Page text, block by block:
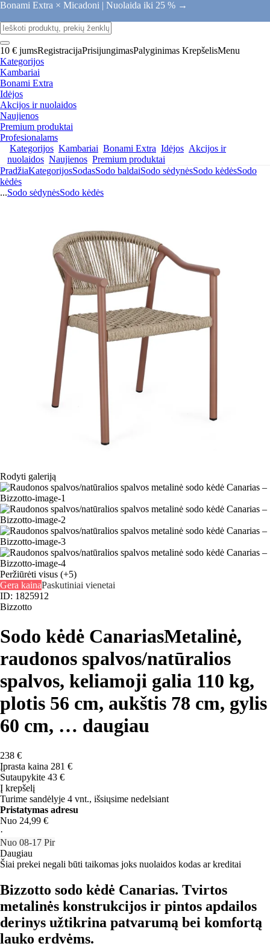
Bonami Extra × Micadoni | Nuolaida iki 25 % →
10 € jumsRegistracijaPrisijungimasPalyginimas KrepšelisMenu
Kategorijos
Kambariai
Bonami Extra
Idėjos
Akcijos ir nuolaidos
Naujienos
Premium produktai
Profesionalams
Kategorijos Kambariai Bonami Extra Idėjos Akcijos ir
nuolaidos Naujienos Premium produktai
PradžiaKategorijosSodasSodo baldaiSodo sėdynėsSodo kėdėsSodo
kėdės
...Sodo sėdynėsSodo kėdės
Rodyti galeriją
Peržiūrėti visus (+5)
Gera kainaPaskutiniai vienetai
ID: 1825912
Bizzotto
Sodo kėdė CanariasMetalinė,
raudonos spalvos/natūralios
spalvos, keliamoji galia 110 kg,
plotis 56 cm, aukštis 78 cm, gylis
60 cm, … daugiau
238 €
Įprasta kaina 281 €
Sutaupykite 43 €
Į krepšelį
Turime sandėlyje 4 vnt., išsiųsime nedelsiant
Pristatymas adresu
Nuo 24,99 €
·
Nuo 08‑17 Pir
Daugiau
Šiai prekei negali būti taikomas joks nuolaidos kodas ar kreditai
Bizzotto sodo kėdė Canarias. Tvirtos
metalinės konstrukcijos ir pintos apdailos
derinys užtikrina patvarumą bei komfortą
lauko erdvėms.